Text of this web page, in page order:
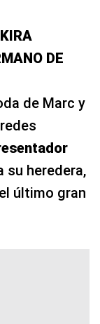
DE
de Marc y
su heredera,
último gran